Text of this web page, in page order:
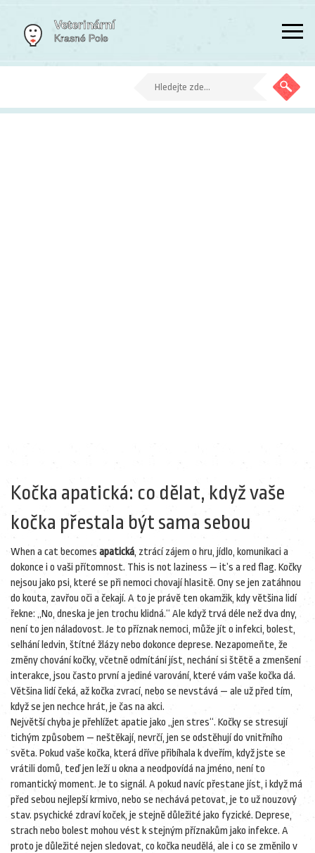
Kočka apatická: co dělat, když vaše
kočka přestala být sama sebou
When a cat becomes apatická, ztrácí zájem o hru, jídlo, komunikaci a
dokonce i o vaši přítomnost. This is not laziness — it’s a red flag. Kočky
nejsou jako psi, které se při nemoci chovají hlasitě. Ony se jen zatáhnou
do kouta, zavřou oči a čekají. A to je právě ten okamžik, kdy většina lidí
řekne: „No, dneska je jen trochu klidná.“ Ale když trvá déle než dva dny,
není to jen náladovost. Je to příznak nemoci, může jít o infekci, bolest,
selhání ledvin, štítné žlázy nebo dokonce deprese. Nezapomeňte, že
změny chování kočky, včetně odmítání jíst, nechání si štětě a zmenšení
interakce, jsou často první a jediné varování, které vám vaše kočka dá.
Většina lidí čeká, až kočka zvrací, nebo se nevstává — ale už před tím,
když se jen nechce hrát, je čas na akci.
Největší chyba je přehlížet apatie jako „jen stres“. Kočky se stresují
tichým způsobem — neštěkají, nevrčí, jen se odstěhují do vnitřního
světa. Pokud vaše kočka, která dříve přibíhala k dveřím, když jste se
vrátili domů, teď jen leží u okna a neodpovídá na jméno, není to
romantický moment. Je to signál. A pokud navíc přestane jíst, i když má
před sebou nejlepší krmivo, nebo se nechává petovat, je to už nouzový
stav. psychické zdraví koček, je stejně důležité jako fyzické. Deprese,
strach nebo bolest mohou vést k stejným příznakům jako infekce. A
proto je důležité nejen sledovat, co kočka neudělá, ale i co se změnilo v